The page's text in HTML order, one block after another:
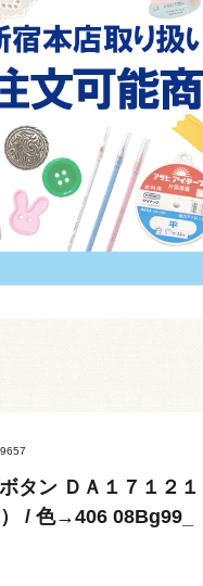
タン ＤＡ１７１２
/ 色→406 08Bg99_